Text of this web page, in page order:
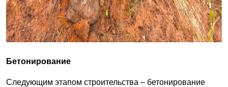
Бетонирование
Следующим этапом строительства – бетонирование